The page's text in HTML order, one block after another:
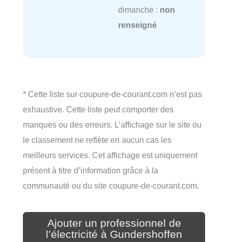
dimanche : non
renseigné
* Cette liste sur coupure-de-courant.com n’est pas
exhaustive. Cette liste peut comporter des
manques ou des erreurs. L’affichage sur le site ou
le classement ne reflète en aucun cas les
meilleurs services. Cet affichage est uniquement
présent à titre d’information grâce à la
communauté ou du site coupure-de-courant.com.
Ajouter un professionnel de
l’électricité à Gundershoffen